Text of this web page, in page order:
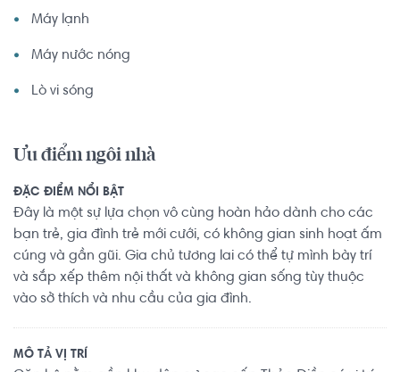
Máy lạnh
Máy nước nóng
Lò vi sóng
Ưu điểm ngôi nhà
ĐẶC ĐIỂM NỔI BẬT
Đây là một sự lựa chọn vô cùng hoàn hảo dành cho các
bạn trẻ, gia đình trẻ mới cưới, có không gian sinh hoạt ấm
cúng và gần gũi. Gia chủ tương lai có thể tự mình bày trí
và sắp xếp thêm nội thất và không gian sống tùy thuộc
vào sở thích và nhu cầu của gia đình.
MÔ TẢ VỊ TRÍ